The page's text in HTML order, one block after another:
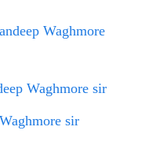
Waghmore
Waghmore sir
sir